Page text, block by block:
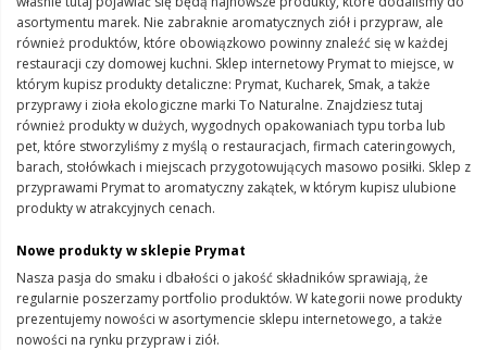
asortymentu marek. Nie zabraknie aromatycznych ziół i przypraw, ale
również produktów, które obowiązkowo powinny znaleźć się w każdej
restauracji czy domowej kuchni. Sklep internetowy Prymat to miejsce, w
którym kupisz produkty detaliczne: Prymat, Kucharek, Smak, a także
przyprawy i zioła ekologiczne marki To Naturalne. Znajdziesz tutaj
również produkty w dużych, wygodnych opakowaniach typu torba lub
pet, które stworzyliśmy z myślą o restauracjach, firmach cateringowych,
barach, stołówkach i miejscach przygotowujących masowo posiłki. Sklep z
przyprawami Prymat to aromatyczny zakątek, w którym kupisz ulubione
produkty w atrakcyjnych cenach.
Nowe produkty w sklepie Prymat
Nasza pasja do smaku i dbałości o jakość składników sprawiają, że
regularnie poszerzamy portfolio produktów. W kategorii nowe produkty
prezentujemy nowości w asortymencie sklepu internetowego, a także
nowości na rynku przypraw i ziół.